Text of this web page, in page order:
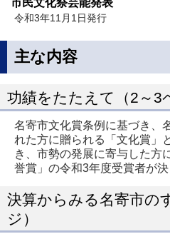
令和3年11月1日発行
主な内容
功績をたたえて（2～3
名寄市文化賞条例に基づき、
れた方に贈られる「文化賞」
き、市勢の発展に寄与した方
誉賞」の令和3年度受賞者が決
決算からみる名寄市の
ジ）